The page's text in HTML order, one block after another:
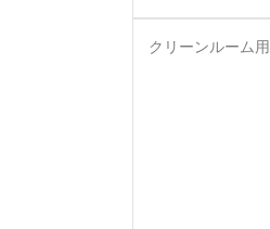
クリーンルーム用